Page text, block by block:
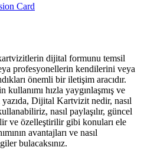
Card
dijital formunu temsil
profesyonellerin kendilerini veya
önemli bir iletişim aracıdır.
hızla yaygınlaşmış ve
Dijital Kartvizit nedir, nasıl
nasıl paylaşılır, güncel
ve özelleştirilir gibi konuları ele
avantajları ve nasıl
bulacaksınız.